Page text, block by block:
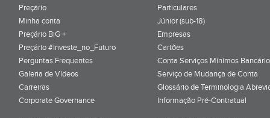
Preçário
Minha conta
Preçário BiG +
Preçário #Investe_no_Futuro
Perguntas Frequentes
Galeria de Vídeos
Carreiras
Corporate Governance
Particulares
Júnior (sub-18)
Empresas
Cartões
Conta Serviços Mínimos
Serviço de Mudança de Conta
Glossário de Terminologia
Informação Pré-Contratual